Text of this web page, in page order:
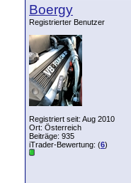
Boergy
Registrierter Benutzer
Registriert seit: Aug 2010
Ort: Österreich
Beiträge: 935
iTrader-Bewertung: (6)